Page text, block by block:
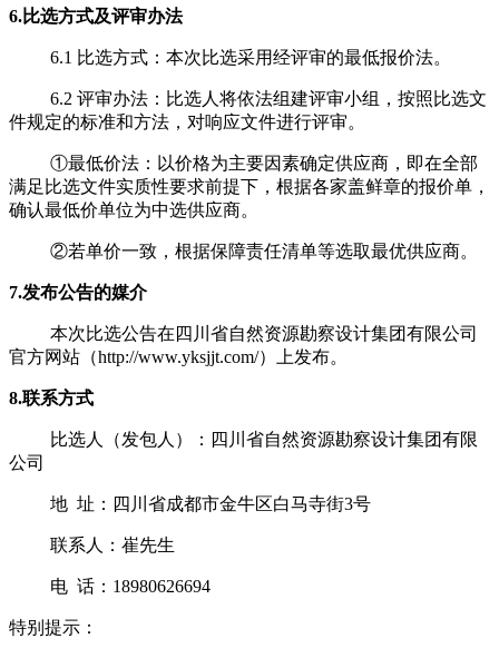
6.比选方式及评审办法
6.1 比选方式：本次比选采用经评审的最低报价法。
6.2 评审办法：比选人将依法组建评审小组，按照比选文
件规定的标准和方法，对响应文件进行评审。
①最低价法：以价格为主要因素确定供应商，即在全部
满足比选文件实质性要求前提下，根据各家盖鲜章的报价单，
确认最低价单位为中选供应商。
②若单价一致，根据保障责任清单等选取最优供应商。
7.发布公告的媒介
本次比选公告在四川省自然资源勘察设计集团有限公司
官方网站（http://www.yksjjt.com/）上发布。
8.联系方式
比选人（发包人）：四川省自然资源勘察设计集团有限
公司
地址：四川省成都市金牛区白马寺街3号
联系人：崔先生
电 话： 18980626694
特别提示：